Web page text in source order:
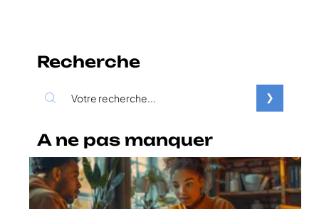
Recherche
A ne pas manquer